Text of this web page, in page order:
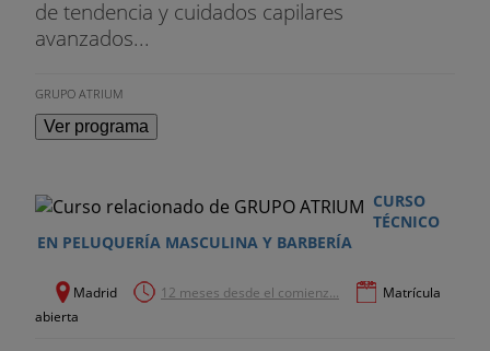
pequeño cepillo, mediano y grande, gorro de
mechas, gorro de permanente, boles de plástico,
peine púa metal, peine de desenredar, peine de
corte, pinzas separadoras, tijera 5.5, secador de
- Salidas extraescolares
de tendencia y cuidados capilares
avanzados...
GRUPO ATRIUM
Ver programa
CURSO
TÉCNICO
EN PELUQUERÍA MASCULINA Y BARBERÍA
Madrid 12 meses desde el comienz...
Matrícula
abierta